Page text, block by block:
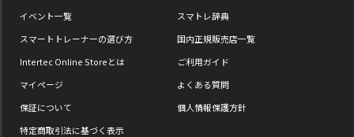
イベント一覧
スマトレ辞典
スマートトレーナーの選び方
国内正規販売店一覧
Intertec Online Storeとは
ご利用ガイド
マイページ
よくある質問
保証について
個人情報保護方針
特定商取引法に基づく表示